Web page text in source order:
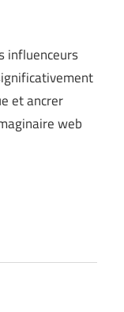
influenceurs
et ancrer
web